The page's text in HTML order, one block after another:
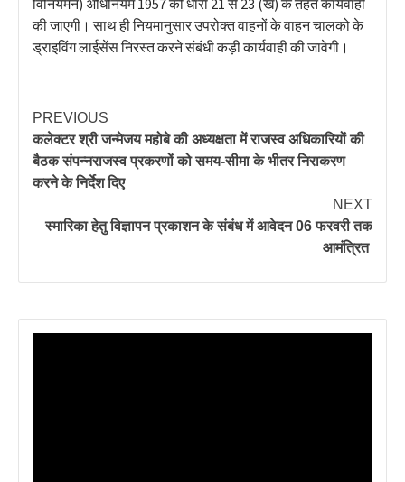
की जाएगी। साथ ही नियमानुसार उपरोक्त वाहनों के वाहन चालको के
ड्राइविंग लाईसेंस निरस्त करने संबंधी कड़ी कार्यवाही की जावेगी।
PREVIOUS
कलेक्टर श्री जन्मेजय महोबे की अध्यक्षता में राजस्व अधिकारियों की
बैठक संपन्नराजस्व प्रकरणों को समय-सीमा के भीतर निराकरण
करने के निर्देश दिए
NEXT
स्मारिका हेतु विज्ञापन प्रकाशन के संबंध में आवेदन 06 फरवरी तक
आमंत्रित